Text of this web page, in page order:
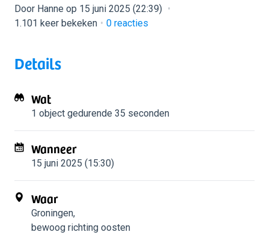
Door Hanne op 15 juni 2025 (22:39)
1.101 keer bekeken
0 reacties
Details
Wat
1 object gedurende 35 seconden
Wanneer
15 juni 2025 (15:30)
Waar
Groningen,
bewoog richting oosten